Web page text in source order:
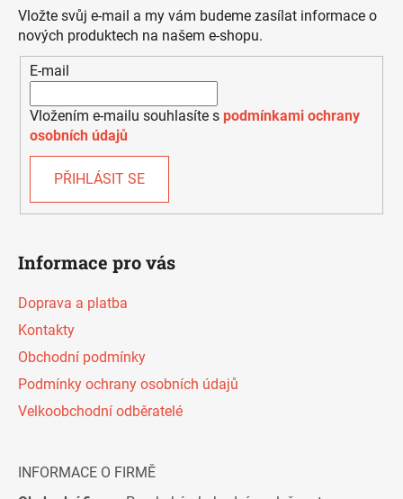
Vložte svůj e-mail a my vám budeme zasílat informace o
nových produktech na našem e-shopu.
E-mail
Vložením e-mailu souhlasíte s podmínkami ochrany
osobních údajů
PŘIHLÁSIT SE
Informace pro vás
Doprava a platba
Kontakty
Obchodní podmínky
Podmínky ochrany osobních údajů
Velkoobchodní odběratelé
INFORMACE O FIRMĚ